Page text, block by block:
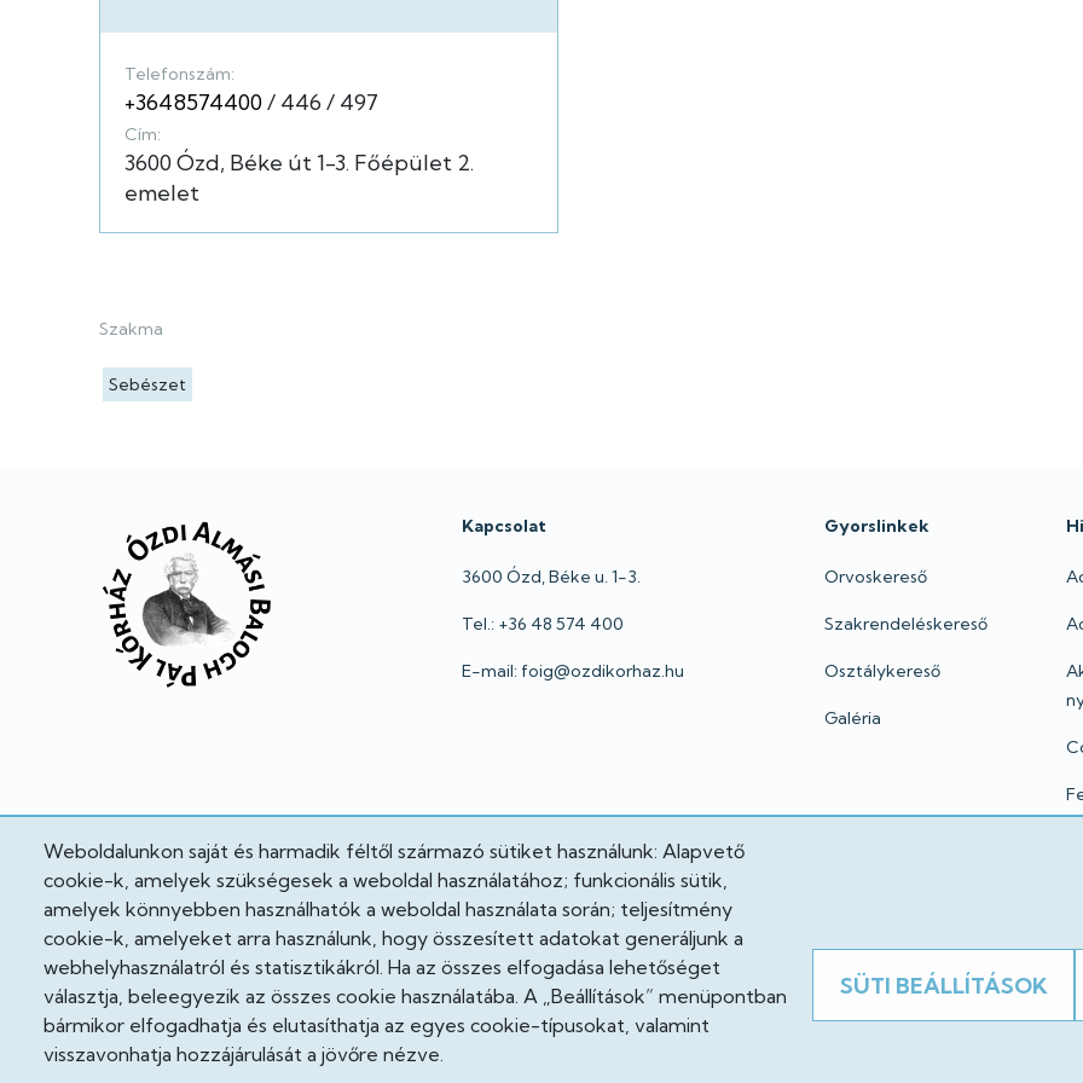
Weboldalunkon saját és harmadik féltől származó sütiket használunk: Alapvető
cookie-k, amelyek szükségesek a weboldal használatához; funkcionális sütik,
amelyek könnyebben használhatók a weboldal használata során; teljesítmény
cookie-k, amelyeket arra használunk, hogy összesített adatokat generáljunk a
webhelyhasználatról és statisztikákról. Ha az összes elfogadása lehetőséget
választja, beleegyezik az összes cookie használatába. A „Beállítások” menüpontban
bármikor elfogadhatja és elutasíthatja az egyes cookie-típusokat, valamint
visszavonhatja hozzájárulását a jövőre nézve.
SÜTI BEÁLLÍTÁSOK
Telefonszám:
+3648574400 446 497
Cím:
3600Ózd Béke út 1-3. Főépület 2.
emelet
Szakma
Sebészet
Kapcsolat
3600 Ózd, Béke u. 1-3.
Tel.: +36 48 574 400
E-mail: foig@ozdikorhaz.hu
Gyorslinkek
Orvoskereső
Szakrendeléskereső
Osztálykereső
Galéria
A weboldal fejlesztés alatt áll!